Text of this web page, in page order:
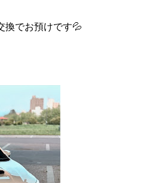
換でお預けです💦